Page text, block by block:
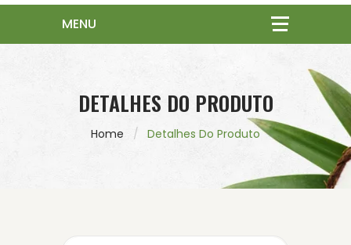
DETALHES DO PRODUTO
Home Detalhes Do Produto